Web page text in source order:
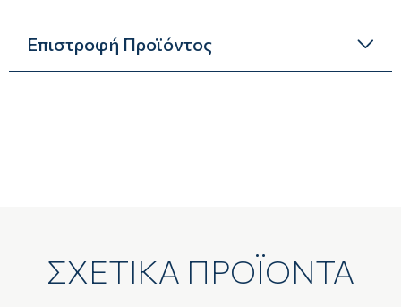
Επιστροφή Προϊόντος
ΣΧΕΤΙΚΑ ΠΡΟΪΟΝΤΑ